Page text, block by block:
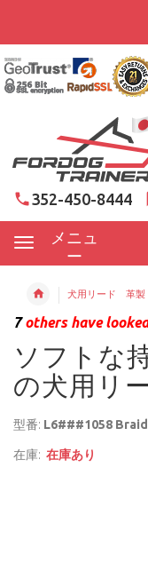
352-450-8444
メニュ
ー
犬用リード 革製
7others have
ソフトな
の犬用リ
型番: L6###1058
在庫: 在庫あり